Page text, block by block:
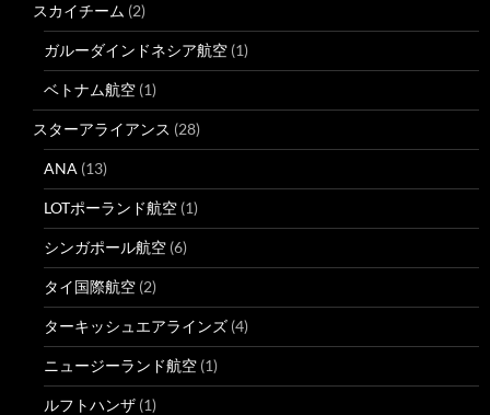
スカイチーム (2)
ガルーダインドネシア航空 (1)
ベトナム航空 (1)
スターアライアンス (28)
ANA (13)
LOTポーランド航空 (1)
シンガポール航空 (6)
タイ国際航空 (2)
ターキッシュエアラインズ (4)
ニュージーランド航空 (1)
ルフトハンザ (1)